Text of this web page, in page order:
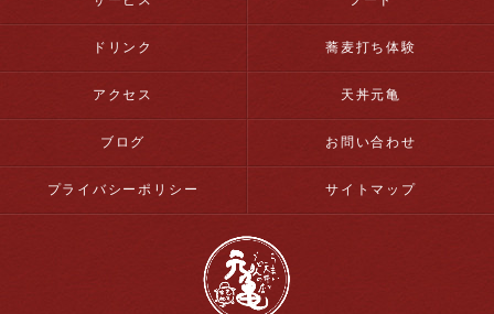
ドリンク 蕎麦打ち体験
アクセス 天丼元亀
ブログ お問い合わせ
プライバシーポリシー サイトマップ